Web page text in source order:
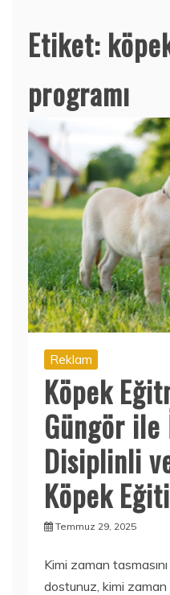
Etiket:
programı
Reklam
Köpek
Güngör ile
Disiplinli
Köpek
Temmuz 29, 2025
Kimi zaman
dostunuz, kimi